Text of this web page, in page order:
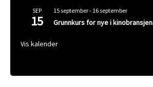
SEP
15
15 september- 16 september
Grunnkurs for nye i kinobransjen
Vis kalender